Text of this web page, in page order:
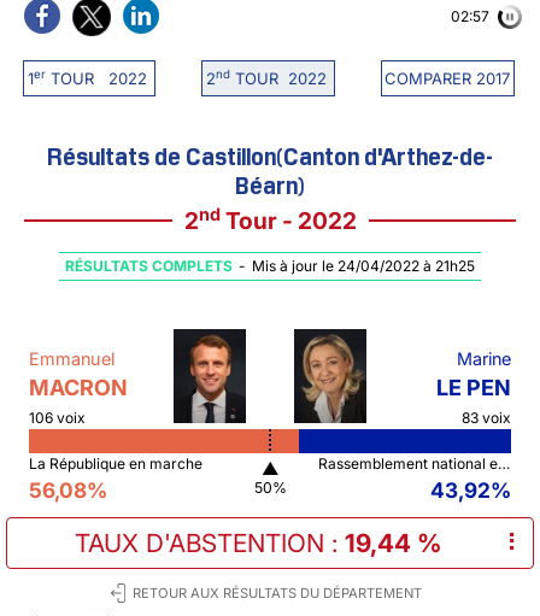
1erTOUR 2022 2ndTOUR 2022 COMPARER 2017
02:57
Résultats de Castillon(Canton d'Arthez-de-
Béarn)
2ndTour - 2022
RÉSULTATS COMPLETS - Mis à jour le 24/04/2022 à 21h25
Emmanuel
MACRON
106 voix
Marine
LE PEN
83 voix
La République en marche
56,08%
▲
50%
Rassemblement national et ses alliés
43,92%
TAUX D'ABSTENTION : 19,44 % ⠇
RETOUR AUX RÉSULTATS DU DÉPARTEMENT